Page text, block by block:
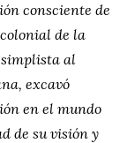
consciente de
de la
simplista al
excavó
en el mundo
de su visión y